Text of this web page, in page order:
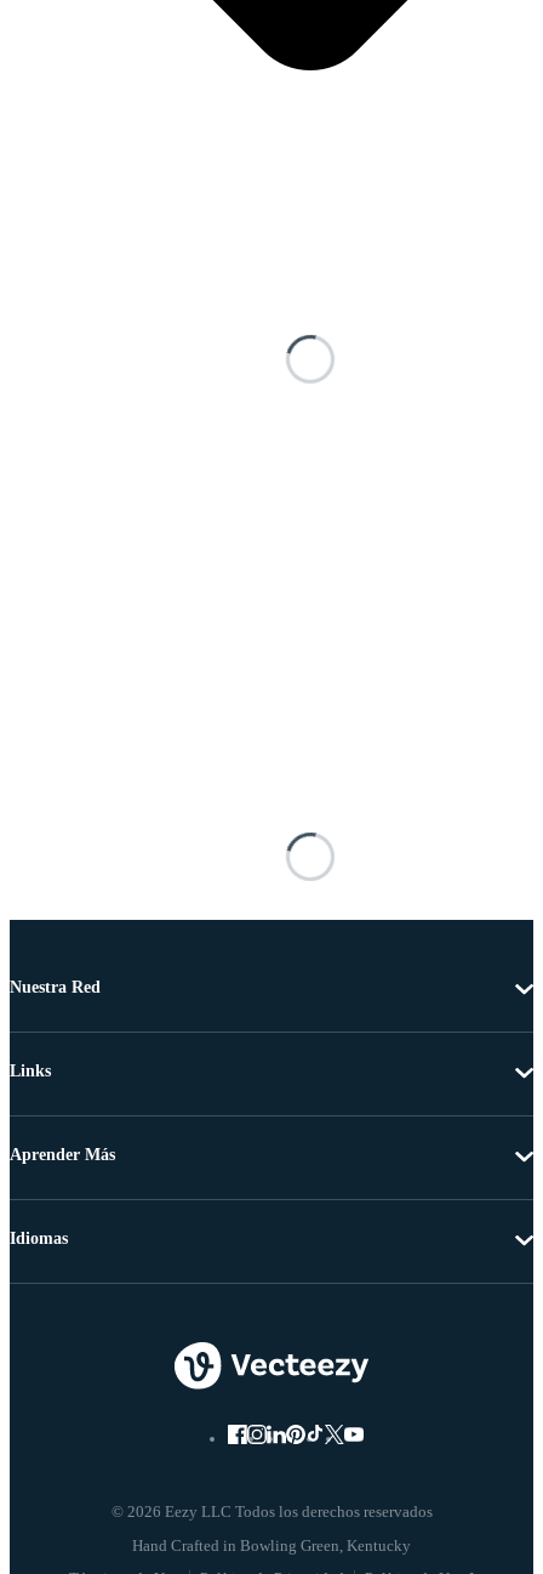
Nuestra Red
Links
Aprender Más
© 2026 Eezy LLC Todos los derechos reservados
Idiomas